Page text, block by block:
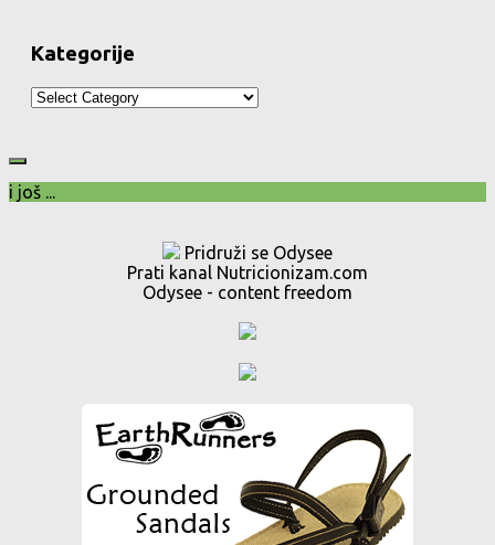
Kategorije
Kategorije
i još ...
Pridruži se Odysee
Prati kanal Nutricionizam.com
Odysee - content freedom